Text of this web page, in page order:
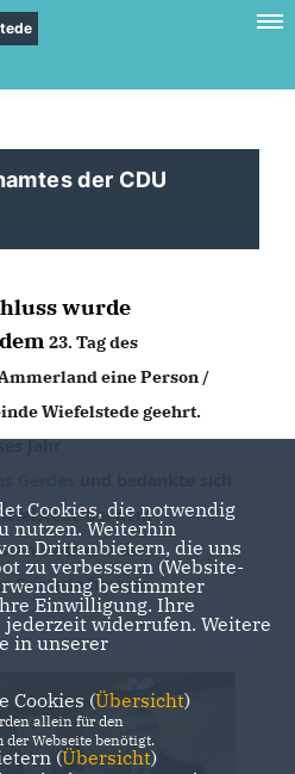
der CDU
wurde
23. Tag des
eine Person /
Wiefelstede geehrt.
Jahr
bei dem
Hots von der
Gristede für sein
Cookies, die notwendig
nutzen. Weiterhin
Drittanbietern, die uns
zu verbessern (Website-
bestimmter
Einwilligung. Ihre
widerrufen. Weitere
in unserer
Cookies (Übersicht)
allein für den
Webseite benötigt.
(Übersicht)